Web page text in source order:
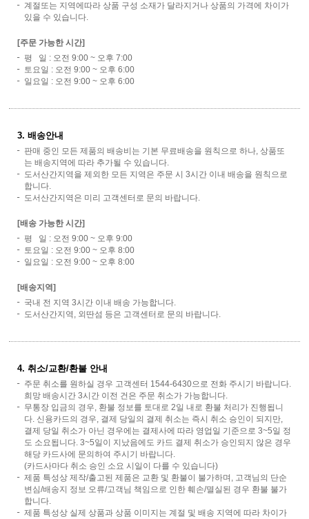
계절또는 지역에따라 상품 구성 소재가 달라지거나 상품의 가격에 차이가
있을 수 있습니다.
[주문 가능한 시간]
평 일 : 오전 9:00 ~ 오후 7:00
토요일 : 오전 9:00 ~ 오후 6:00
일요일 : 오전 9:00 ~ 오후 6:00
3. 배송안내
판매 중인 모든 제품의 배송비는 기본 무료배송을 원칙으로 하나, 상품또
는 배송지역에 따라 추가될 수 있습니다.
도서산간지역을 제외한 모든 지역은 주문 시 3시간 이내 배송을 원칙으로
합니다.
도서산간지역은 미리 고객센터로 문의 바랍니다.
[배송 가능한 시간]
평 일 : 오전 9:00 ~ 오후 9:00
토요일 : 오전 9:00 ~ 오후 8:00
일요일 : 오전 9:00 ~ 오후 8:00
[배송지역]
국내 전 지역 3시간 이내 배송 가능합니다.
도서산간지역, 외딴섬 등은 고객센터로 문의 바랍니다.
4. 취소/교환/환불 안내
주문 취소를 원하실 경우 고객센터 1544-6430으로 전화 주시기 바랍니다.
희망 배송시간 3시간 이전 건은 주문 취소가 가능합니다.
무통장 입금의 경우, 환불 정보를 토대로 2일 내로 환불 처리가 진행됩니
다. 신용카드의 경우, 결제 당일의 결제 취소는 즉시 취소 승인이 되지만,
결제 당일 취소가 아닌 경우에는 결제사에 따라 영업일 기준으로 3~5일 정
도 소요됩니다. 3~5일이 지났음에도 카드 결제 취소가 승인되지 않은 경우
해당 카드사에 문의하여 주시기 바랍니다.
(카드사마다 취소 승인 소요 시일이 다를 수 있습니다)
제품 특성상 제작/출고된 제품은 교환 및 환불이 불가하며, 고객님의 단순
변심/배송지 정보 오류/고객님 책임으로 인한 훼손/멸실된 경우 환불 불가
합니다.
제품 특성상 실제 상품과 상품 이미지는 계절 및 배송 지역에 따라 차이가